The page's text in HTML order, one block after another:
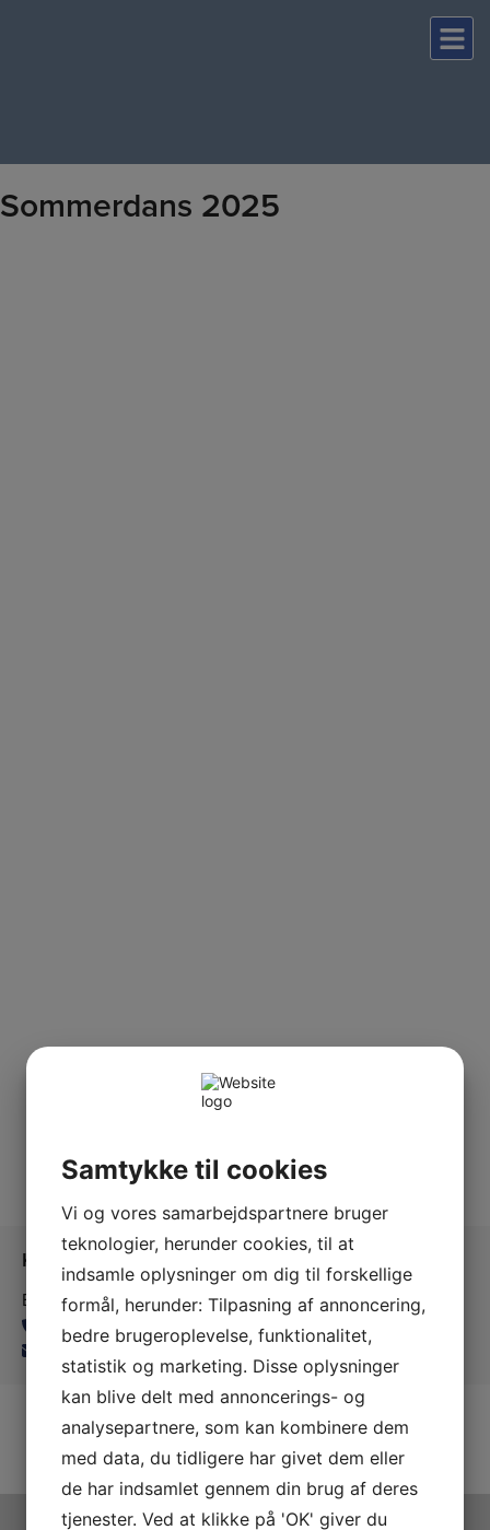
Sommerdans 2025
Kontakt os
Ballerup Linedance
24815139
balleruplinedance@gmail.com
Samtykke til cookies
Vi og vores samarbejdspartnere bruger
teknologier, herunder cookies, til at
indsamle oplysninger om dig til forskellige
formål, herunder: Tilpasning af annoncering,
bedre brugeroplevelse, funktionalitet,
statistik og marketing. Disse oplysninger
kan blive delt med annoncerings- og
analysepartnere, som kan kombinere dem
med data, du tidligere har givet dem eller
de har indsamlet gennem din brug af deres
tjenester. Ved at klikke på 'OK' giver du